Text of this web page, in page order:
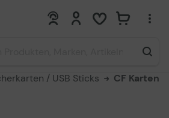
0 0
/ USB Sticks CF Karten